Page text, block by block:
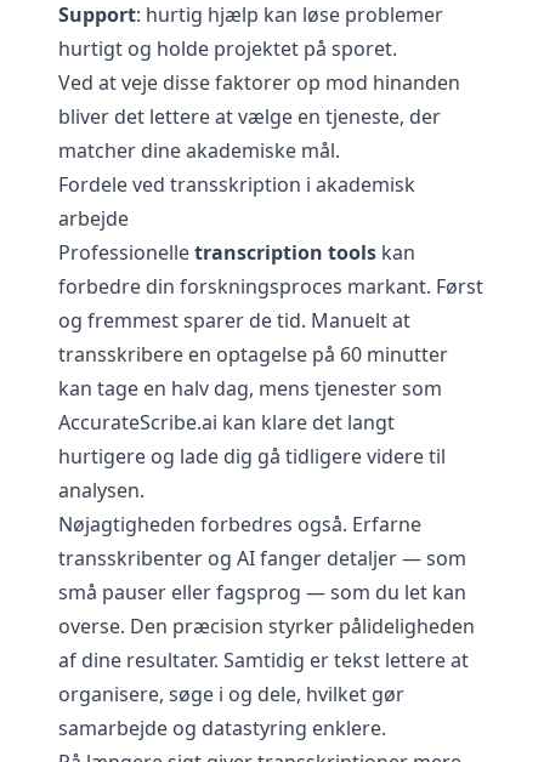
Support: hurtig hjælp kan løse problemer
hurtigt og holde projektet på sporet.
Ved at veje disse faktorer op mod hinanden
bliver det lettere at vælge en tjeneste, der
matcher dine akademiske mål.
Fordele ved transskription i akademisk
arbejde
Professionelletranscription tools kan
forbedre din forskningsproces markant. Først
og fremmest sparer de tid. Manuelt at
transskribere en optagelse på 60 minutter
kan tage en halv dag, mens tjenester som
AccurateScribe.ai kan klare det langt
hurtigere og lade dig gå tidligere videre til
analysen.
Nøjagtigheden forbedres også. Erfarne
transskribenter og AI fanger detaljer — som
små pauser eller fagsprog — som du let kan
overse. Den præcision styrker pålideligheden
af dine resultater. Samtidig er tekst lettere at
organisere, søge i og dele, hvilket gør
samarbejde og datastyring enklere.